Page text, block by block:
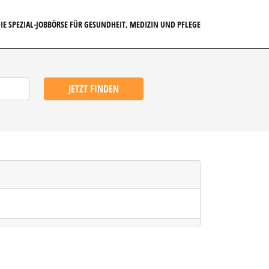
SPEZIAL-JOBBÖRSE FÜR GESUNDHEIT, MEDIZIN UND PFLEGE
JETZT FINDEN